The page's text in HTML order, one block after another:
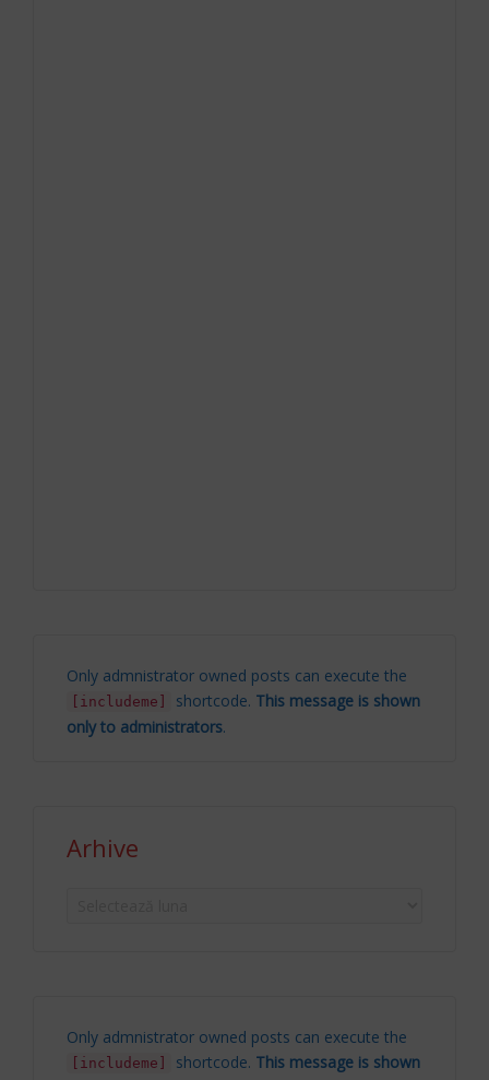
Only admnistrator owned posts can execute the
[includeme] shortcode. This message is shown
only to administrators.
Arhive
Only admnistrator owned posts can execute the
[includeme] shortcode. This message is shown